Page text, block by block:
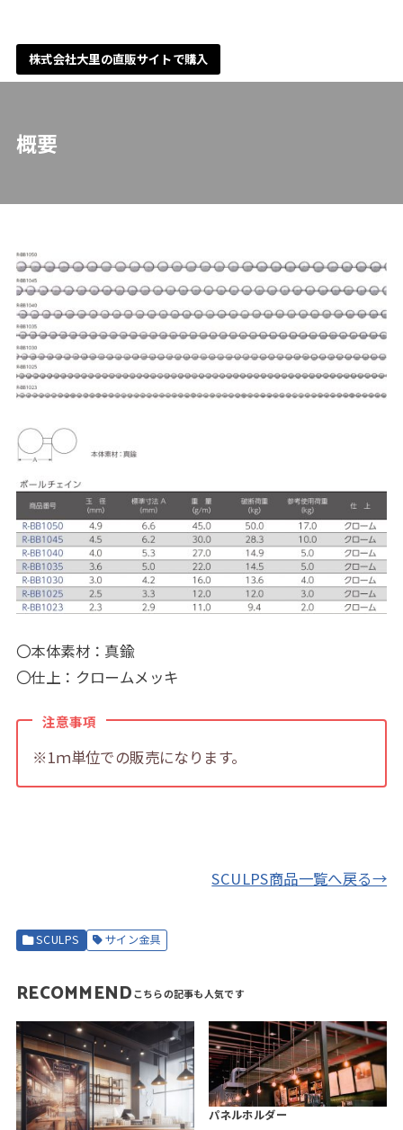
株式会社大里の直販サイトで購入
概要
〇本体素材：真鍮
〇仕上：クロームメッキ
注意事項
※1ｍ単位での販売になります。
SCULPS商品一覧へ戻る→
SCULPS サイン金具
RECOMMEND
パネルホルダー